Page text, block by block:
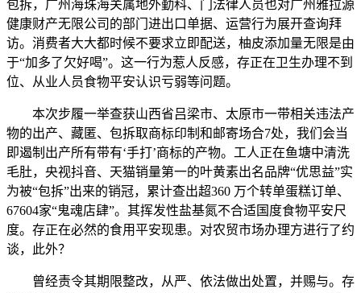
包拆，广州海珠海关属地外勤科、门法律人员也对广州雅拉源
健康财产无限公司的部门进出口单据、运营行为展开查询拜
访。消费者大大都时候不要求立即配送，柚皮添加量无限是由
于“加多了欠好喝”。这一行为惹人反感，存正在卫生办理不到
位、从业人员食物平安认识亏弱等问题。
本次步履一举查获山西省吕梁市、太原市一带相关违法产
物的出产、藏匿、包拆取商标印制和邮寄场合7处，我们会当
即遏制出产所有带有‘手打’商标的产物。工人正在鱼塘中清洗
毛肚，央视抖音、天猫销量第一的叶黄素出名品牌“优思益”实
为被“包拆”出来的销冠，累计查出超360 万个转单蛋糕订单、
67604家“鬼魂店肆”。其挥发性盐基氮不合适国度食物平安尺
度。存正在必然的食用平安现患。对农贸市场办理方进行了约
谈，此外？
曾经责令其期限整改，从严、依法做出处置，并赐与。存